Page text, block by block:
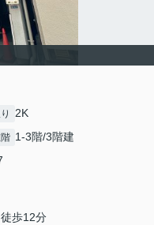
2K
1-3階/3階建
歩12分